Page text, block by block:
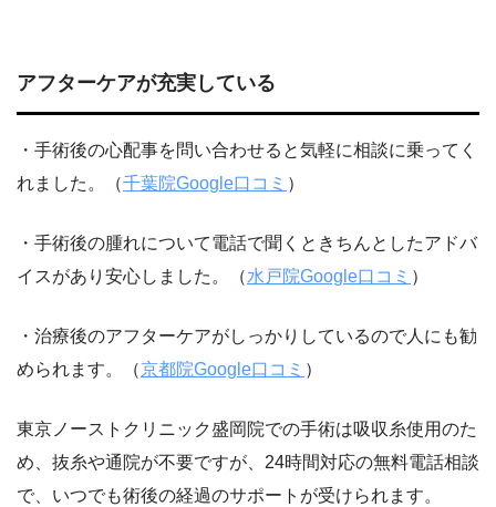
アフターケアが充実している
・手術後の心配事を問い合わせると気軽に相談に乗ってく
れました。（千葉院Google口コミ ）
・手術後の腫れについて電話で聞くときちんとしたアドバ
イスがあり安心しました。（水戸院Google口コミ ）
・治療後のアフターケアがしっかりしているので人にも勧
められます。（京都院Google口コミ ）
東京ノーストクリニック盛岡院での手術は吸収糸使用のた
め、抜糸や通院が不要ですが、24時間対応の無料電話相談
で、いつでも術後の経過のサポートが受けられます。